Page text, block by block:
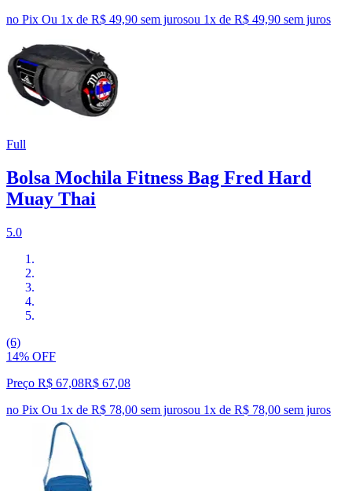
no Pix Ou 1x de R$ 49,90 sem jurosou 1x de R$ 49,90 sem juros
Full
Bolsa Mochila Fitness Bag Fred Hard
Muay Thai
5.0
(6)
14% OFF
Preço R$ 67,08R$ 67,08
no Pix Ou 1x de R$ 78,00 sem jurosou 1x de R$ 78,00 sem juros